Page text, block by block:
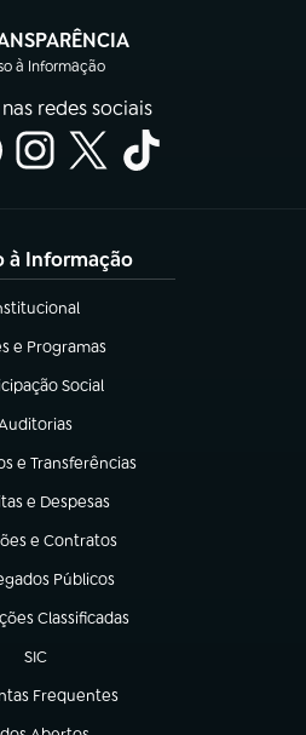
à Informação
(abre em nova aba)
redes sociais
à Informação
em nova aba)
e Programas
em nova aba)
Social
em nova aba)
em nova aba)
e Transferências
aba)
e Despesas
nova aba)
e Contratos
nova aba)
Públicos
nova aba)
Classificadas
nova aba)
SIC
(abre em nova aba)
Frequentes
nova aba)